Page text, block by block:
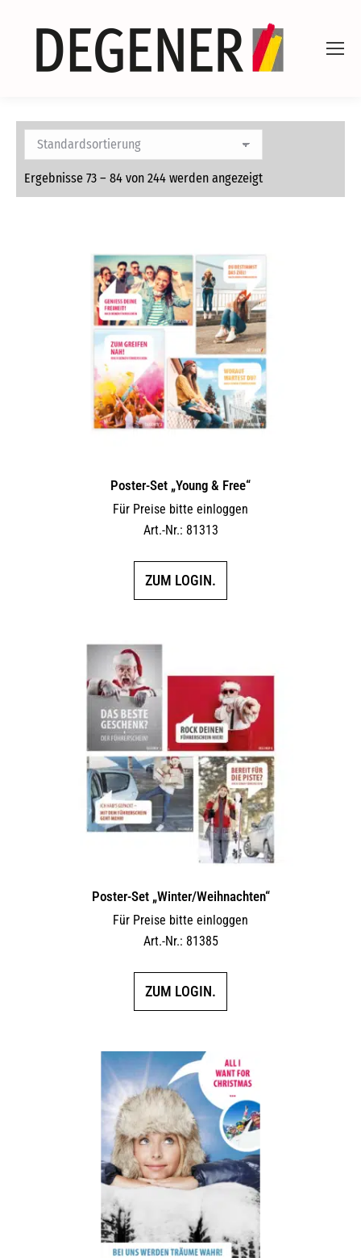
Ergebnisse 73 – 84 von 244 werden angezeigt
Poster-Set „Young & Free“
Für Preise bitte einloggen
Art.-Nr.: 81313
ZUM LOGIN.
Poster-Set „Winter/Weihnachten“
Für Preise bitte einloggen
Art.-Nr.: 81385
ZUM LOGIN.